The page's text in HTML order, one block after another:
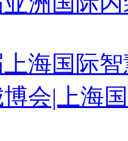
海国际
会|上海